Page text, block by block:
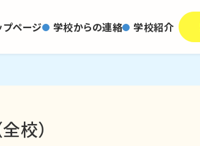
プページ 学校からの連絡 学校紹介
校）